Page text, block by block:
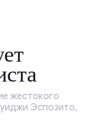
жестокого
Эспозито,